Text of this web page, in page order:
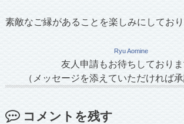
素敵なご縁があることを楽しみにしており
Ryu Aomine
友人申請もお待ちしておりま
（メッセージを添えていただければ承
コメントを残す